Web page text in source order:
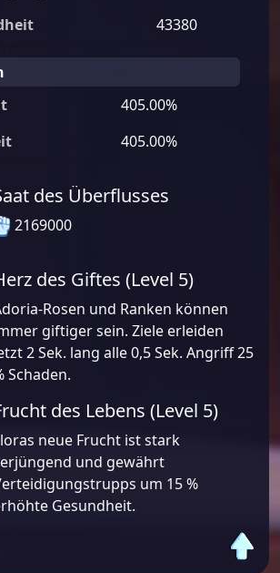
43380
405.00%
405.00%
des Überflusses
2169000
des Giftes (Level 5)
Rosen und Ranken können
giftiger sein. Ziele erleiden
2 Sek. lang alle 0,5 Sek. Angriff 25
Schaden.
des Lebens (Level 5)
neue Frucht ist stark
und gewährt
um 15 %
Gesundheit.